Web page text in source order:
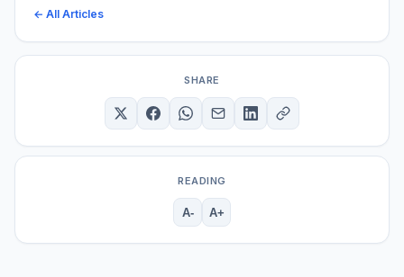
← All Articles
SHARE
READING
A- A+